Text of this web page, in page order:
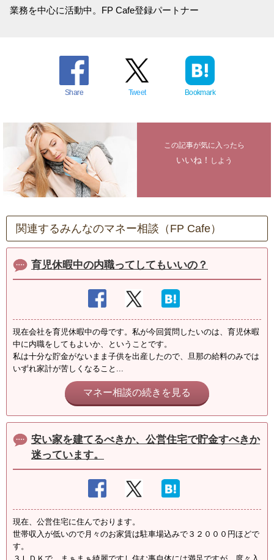
業務を中心に活動中。FP Cafe登録パートナー
Share Tweet Bookmark
この記事が気に入ったら
いいね！ しよう
関連するみんなのマネー相談（FP Cafe）
育児休暇中の内職ってしてもいいの？
現在会社を育児休暇中の母です。私が今回質問したいのは、育児休暇
中に内職をしてもよいか、ということです。
私は十分な貯金がないまま子供を出産したので、旦那の給料のみでは
いずれ家計が苦しくなること...
マネー相談の続きを見る
安い家を建てるべきか、公営住宅で貯金すべきか
迷っています。
現在、公営住宅に住んでおります。
世帯収入が低いので月々のお家賃は駐車場込みで３２０００円ほどで
す。